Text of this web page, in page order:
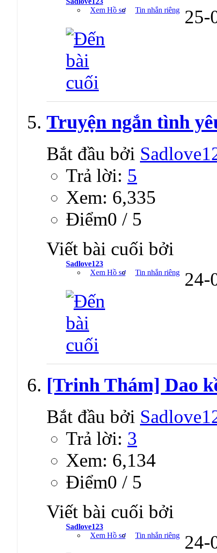
Xem Hồ sơ
Tin nhắn riêng 25-
Truyện ngắn tình
Bắt đầu bởi
Trả lời: 5
Xem: 6,335
Ðiểm0 / 5
Viết bài cuối bởi
Sadlove123
Xem Hồ sơ
Tin nhắn riêng 24-
[Trinh Thám] Dao
Bắt đầu bởi
Trả lời: 3
Xem: 6,134
Ðiểm0 / 5
Viết bài cuối bởi
Sadlove123
Xem Hồ sơ
Tin nhắn riêng 24-